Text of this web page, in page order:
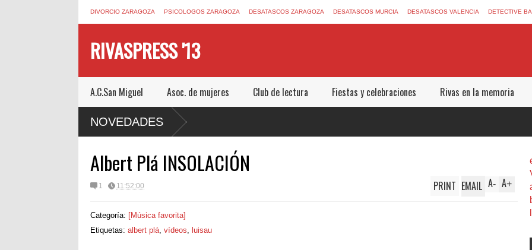
DIVORCIO ZARAGOZA PSICOLOGOS ZARAGOZA DESATASCOS ZARAGOZA DESATASCOS MURCIA DESATASCOS VALENCIA DETECTIVE
RIVASPRESS '13
A.C.San Miguel Asoc. de mujeres Club de lectura Fiestas y celebraciones Rivas en la memoria
NOVEDADES
ESCAPE ROOM DE MUCHO MIEDO EN
Albert Plá INSOLACIÓN
1 11:52:00 A+
A-
PRINT EMAIL
Categoría: [Música favorita]
Etiquetas: albert plá, vídeos, luisau